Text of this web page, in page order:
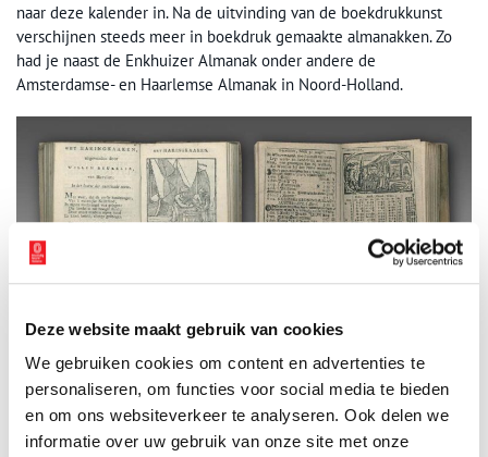
Deze website maakt gebruik van cookies
We gebruiken cookies om content en advertenties te
personaliseren, om functies voor social media te bieden
en om ons websiteverkeer te analyseren. Ook delen we
informatie over uw gebruik van onze site met onze
naar deze kalender in. Na de uitvinding van de boekdrukkunst
verschijnen steeds meer in boekdruk gemaakte almanakken. Zo
had je naast de Enkhuizer Almanak onder andere de
Amsterdamse- en Haarlemse Almanak in Noord-Holland.
Enkele voorbeelden van de Enkhuizer Almanak verschenen in de 19e eeuw,